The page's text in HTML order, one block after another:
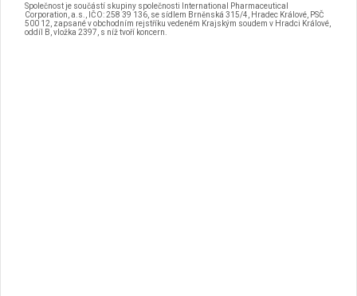
Společnost je součástí skupiny společnosti International Pharmaceutical
Corporation, a.s., IČO: 258 39 136, se sídlem Brněnská 315/4, Hradec Králové, PSČ
500 12, zapsané v obchodním rejstříku vedeném Krajským soudem v Hradci Králové,
oddíl B, vložka 2397, s níž tvoří koncern.